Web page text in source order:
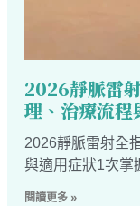
2026靜脈雷
理、治療流程
2026靜脈雷射全
與適用症狀1次掌
閱讀更多 »